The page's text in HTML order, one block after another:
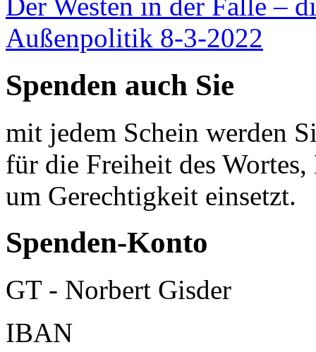
Außenpolitik 8-3-2022
Spenden auch Sie
mit jedem Schein werden
für die Freiheit des
um Gerechtigkeit einsetzt.
Spenden-Konto
GT - Norbert Gisder
IBAN